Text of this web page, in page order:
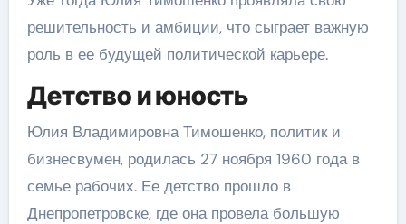
решительность и амбиции, что сыграет важную
роль в ее будущей политической карьере.
Детство и юность
Юлия Владимировна Тимошенко, политик и
бизнесвумен, родилась 27 ноября 1960 года в
семье рабочих. Ее детство прошло в
Днепропетровске, где она провела большую